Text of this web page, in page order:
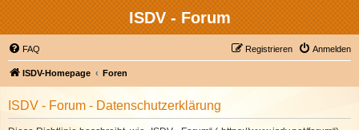
ISDV - Forum
FAQ Anmelden
Registrieren
ISDV-Homepage Foren
ISDV - Forum - Datenschutzerklärung